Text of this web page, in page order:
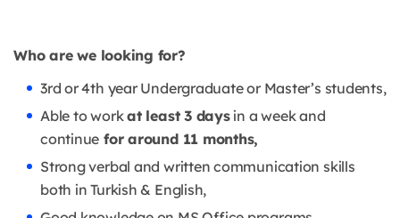
Who are we looking for?
3rd or 4th year Undergraduate or Master’s students,
Able to workat least 3 daysin a week and
continue for around 11 months,
Strong verbal and written communication skills
both in Turkish & English,